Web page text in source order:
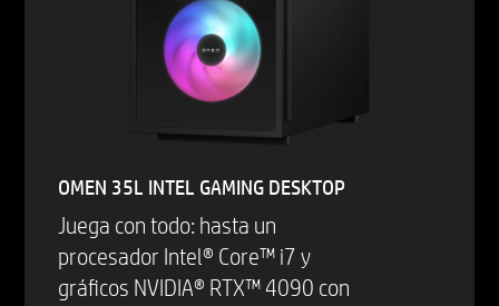
OMEN 35L INTEL GAMING DESKTOP
Juega con todo: hasta un
procesador Intel® Core™ i7 y
gráficos NVIDIA® RTX™ 4090 con